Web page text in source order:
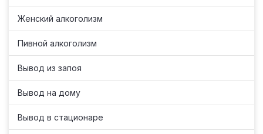
Женский алкоголизм
Пивной алкоголизм
Вывод из запоя
Вывод на дому
Вывод в стационаре